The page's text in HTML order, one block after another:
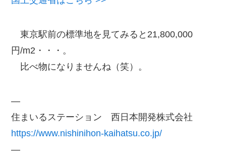
東京駅前の標準地を見てみると21,800,000
円/m2・・・。
比べ物になりませんね（笑）。
—
住まいるステーション 西日本開発株式会社
https://www.nishinihon-kaihatsu.co.jp/
—